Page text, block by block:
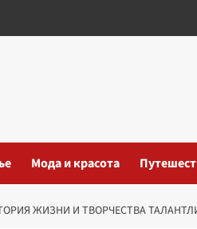
Мода и красота
ЖИЗНИ И ТВОРЧЕСТВА